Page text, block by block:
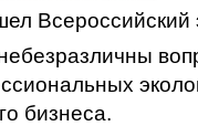
бизнеса.